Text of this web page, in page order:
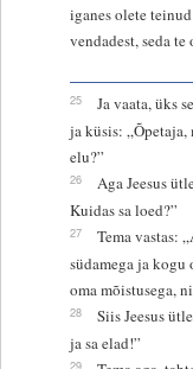
iganes olete
vendadest, seda
25
Ja vaata, üks
ja küsis: „Õpetaja,
elu?”
26
Aga Jeesus
Kuidas sa loed?”
27
Tema vastas:
südamega ja
oma mõistusega,
28
Siis Jeesus
ja sa elad!”
29